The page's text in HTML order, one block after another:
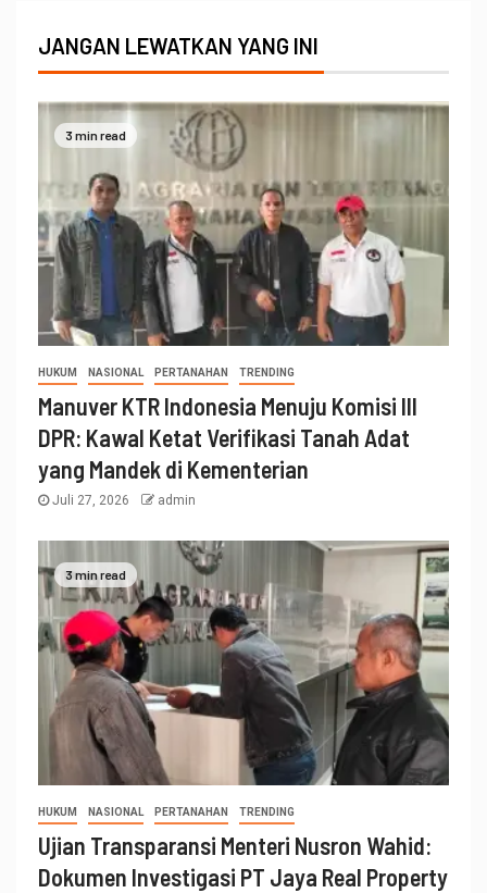
JANGAN LEWATKAN YANG INI
3 min read
HUKUM NASIONAL PERTANAHAN TRENDING
Manuver KTR Indonesia Menuju Komisi III
DPR: Kawal Ketat Verifikasi Tanah Adat
yang Mandek di Kementerian
Juli 27, 2026 admin
3 min read
HUKUM NASIONAL PERTANAHAN TRENDING
Ujian Transparansi Menteri Nusron Wahid:
Dokumen Investigasi PT Jaya Real Property